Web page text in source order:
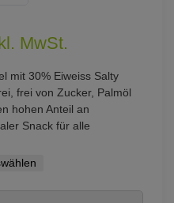
MwSt.
mit 30% Eiweiss Salty
frei von Zucker, Palmöl
hohen Anteil an
Snack für alle